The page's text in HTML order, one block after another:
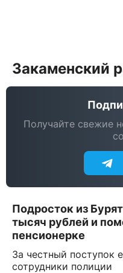
Закаменский
Получайте свежие
Подросток из
тысяч рублей и
пенсионерке
За честный поступок
сотрудники полиции